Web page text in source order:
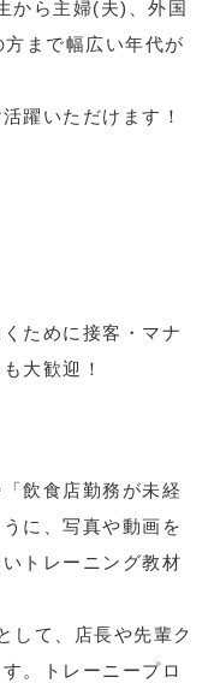
から主婦(夫)、外国
まで幅広い年代が
躍いただけます！
ために接客・マナ
大歓迎！
飲食店勤務が未経
に、写真や動画を
トレーニング教材
して、店長や先輩ク
。トレーニープロ